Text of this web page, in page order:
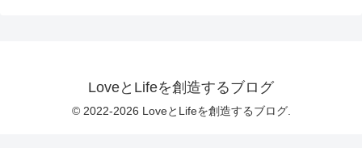
LoveとLifeを創造するブログ
© 2022-2026 LoveとLifeを創造するブログ.